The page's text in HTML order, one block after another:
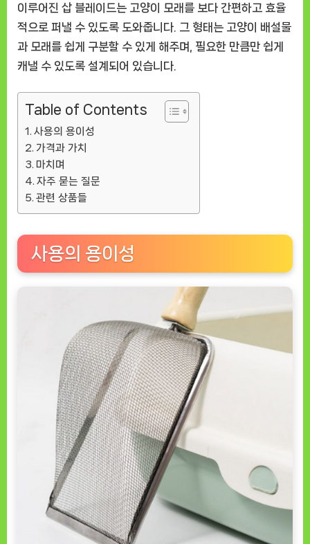
이루어진 삽 블레이드는 고양이 모래를 보다 간편하고 효율
적으로 퍼낼 수 있도록 도와줍니다. 그 형태는 고양이 배설물
과 모래를 쉽게 구분할 수 있게 해주며, 필요한 만큼만 쉽게
캐낼 수 있도록 설계되어 있습니다.
Table of Contents
사용의 용이성
가격과 가치
마치며
자주 묻는 질문
관련 상품들
사용의 용이성